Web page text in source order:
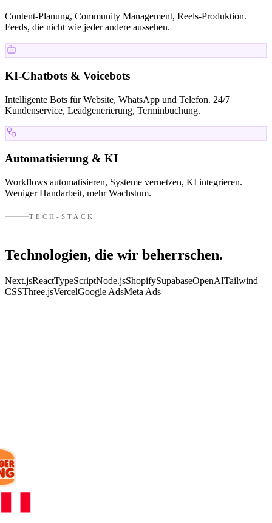
Content-Planung, Community Management, Reels-Produktion.
Feeds, die nicht wie jeder andere aussehen.
KI-Chatbots & Voicebots
Intelligente Bots für Website, WhatsApp und Telefon. 24/7
Kundenservice, Leadgenerierung, Terminbuchung.
Automatisierung & KI
Workflows automatisieren, Systeme vernetzen, KI integrieren.
Weniger Handarbeit, mehr Wachstum.
TECH-STACK
Technologien, die wir beherrschen.
Next.jsReactTypeScriptNode.jsShopifySupabaseOpenAITailwind
CSSThree.jsVercelGoogle AdsMeta Ads